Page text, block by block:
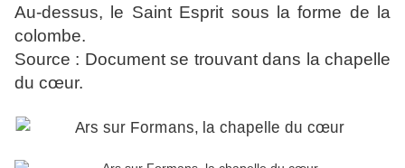
Au-dessus, le Saint Esprit sous la forme de la
colombe.
Source : Document se trouvant dans la chapelle
du cœur.